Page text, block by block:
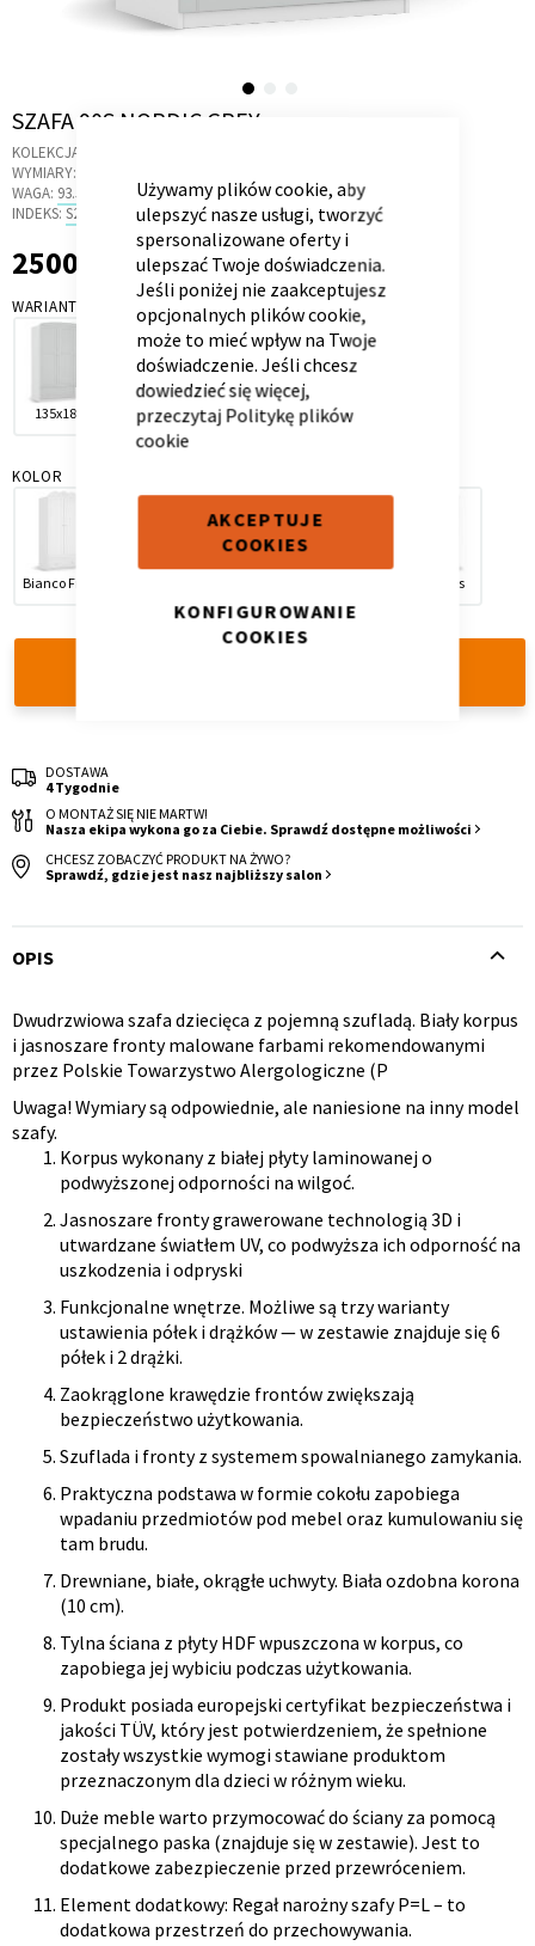
Używamy plików cookie, aby
ulepszyć nasze usługi, tworzyć
spersonalizowane oferty i
ulepszać Twoje doświadczenia.
Jeśli poniżej nie zaakceptujesz
opcjonalnych plików cookie,
może to mieć wpływ na Twoje
doświadczenie. Jeśli chcesz
dowiedzieć się więcej,
przeczytaj Politykę plików
cookie
AKCEPTUJE
COOKIES
KONFIGUROWANIE
COOKIES
Skip
the
beginning
of
images
SZAFA 90S NORDIC GREY
KOLEKCJA:
WYMIARY:
WAGA: 93.5 KG
INDEKS: S2.12
2 500,00 zł
2500,00 zł
WARIANT
135x180 90x180
KOLOR
Bianco Fiori TOP Cars
DOSTAWA
4 Tygodnie
O MONTAŻ SIĘ NIE MARTW!
Nasza ekipa wykona go za Ciebie. Sprawdź dostępne możliwości
CHCESZ ZOBACZYĆ PRODUKT NA ŻYWO?
Sprawdź, gdzie jest nasz najbliższy salon
OPIS
Opis
produktu
Dwudrzwiowa szafa dziecięca z pojemną szufladą. Biały korpus
i jasnoszare fronty malowane farbami rekomendowanymi
przez Polskie Towarzystwo Alergologiczne (P
Uwaga! Wymiary są odpowiednie, ale naniesione na inny model
szafy.
Korpus wykonany z białej płyty laminowanej o
podwyższonej odporności na wilgoć.
Jasnoszare fronty grawerowane technologią 3D i
utwardzane światłem UV, co podwyższa ich odporność na
uszkodzenia i odpryski
Funkcjonalne wnętrze. Możliwe są trzy warianty
ustawienia półek i drążków — w zestawie znajduje się 6
półek i 2 drążki.
Zaokrąglone krawędzie frontów zwiększają
bezpieczeństwo użytkowania.
Szuflada i fronty z systemem spowalnianego zamykania.
Praktyczna podstawa w formie cokołu zapobiega
wpadaniu przedmiotów pod mebel oraz kumulowaniu się
tam brudu.
Drewniane, białe, okrągłe uchwyty. Biała ozdobna korona
(10 cm).
Tylna ściana z płyty HDF wpuszczona w korpus, co
zapobiega jej wybiciu podczas użytkowania.
Produkt posiada europejski certyfikat bezpieczeństwa i
jakości TÜV, który jest potwierdzeniem, że spełnione
zostały wszystkie wymogi stawiane produktom
przeznaczonym dla dzieci w różnym wieku.
Duże meble warto przymocować do ściany za pomocą
specjalnego paska (znajduje się w zestawie). Jest to
dodatkowe zabezpieczenie przed przewróceniem.
Element dodatkowy: Regał narożny szafy P=L – to
dodatkowa przestrzeń do przechowywania.
Toaletka Skrzynia i stolik
Krzesło i fotel Wszystkie meble